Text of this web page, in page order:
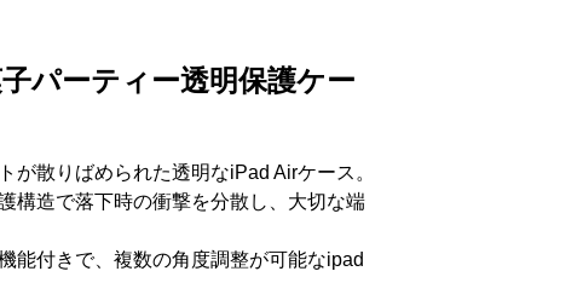
パーティー透明保護ケー
が散りばめられた透明なiPad Airケース。
構造で落下時の衝撃を分散し、大切な端
能付きで、複数の角度調整が可能なipad